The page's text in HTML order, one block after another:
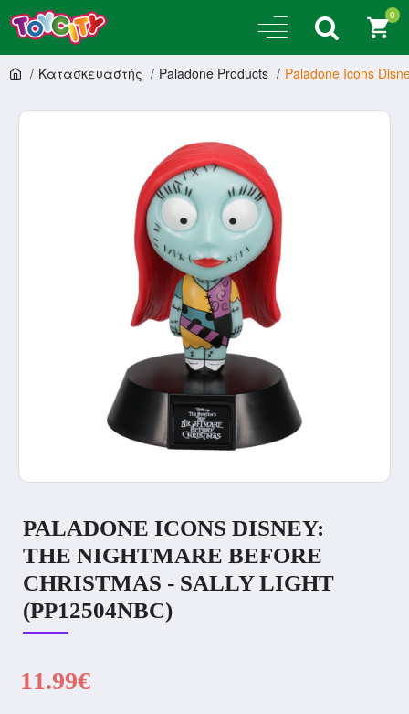
0
Κατασκευαστής Paladone Products Paladone Icons
PALADONE ICONS DISNEY:
THE NIGHTMARE BEFORE
CHRISTMAS - SALLY LIGHT
(PP12504NBC)
11.99€